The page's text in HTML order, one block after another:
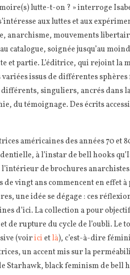
lutte-t-on ? » interroge
aux luttes et aux
anarchisme, mouvements
catalogue, soignée jusqu’au
et partie. L’éditrice, qui rejoint la
issus de différentes
différents, singuliers, ancrés dans
du témoignage. Des écrits
américaines des années 70 et
à l’instar de bell hooks
de brochures
vingt ans commencent en effet
une idée se dégage : ces
d’ici. La collection a pour
de rupture du cycle de l’oubli. Le
(voirici etlà), c’est-à-dire
un accent mis sur la
Starhawk, black feminism de bell